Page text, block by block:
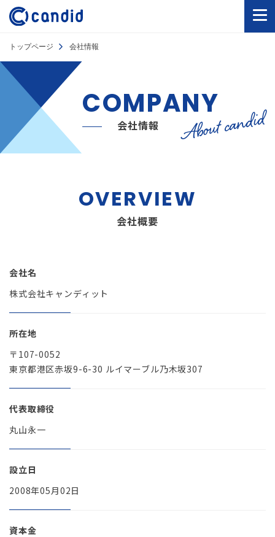
トップページ 会社情報
About candid
COMPANY
会社情報
OVERVIEW
会社概要
会社名
株式会社キャンディット
所在地
〒107-0052
東京都港区赤坂9-6-30 ルイマーブル乃木坂307
代表取締役
丸山永一
設立日
2008年05月02日
資本金